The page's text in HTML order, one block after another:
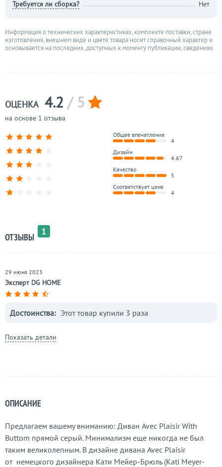
ОПИСАНИЕ
Предлагаем вашему вниманию: Диван Avec Plaisir With
Buttom прямой серый. Минимализм еще никогда не был
таким великолепным. В дизайне дивана Avec Plaisir
от немецкого дизайнера Кати Мейер-Брюль (Kati Meyer-
Требуется ли сборка? Нет
Информация о технических характеристиках, комплекте поставки, стране
изготовления, внешнем виде и цвете товара носит справочный характер и
основывается на последних, доступных к моменту публикации, сведениях.
ОЦЕНКА 4.2 / 5
на основе 1 отзыва
Общее впечатление
4
Дизайн
4.67
Качество
5
Соответствует цене
4
ОТЗЫВЫ
1
Эксперт DG HOME
29 июня 2023
Достоинства: Этот товар купили 3 раза
Показать детали